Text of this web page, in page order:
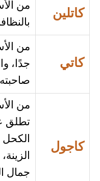
كاتلين
من
كاتي
من
جدًا،
كاجول
من
تطلق
الكحل
جمال